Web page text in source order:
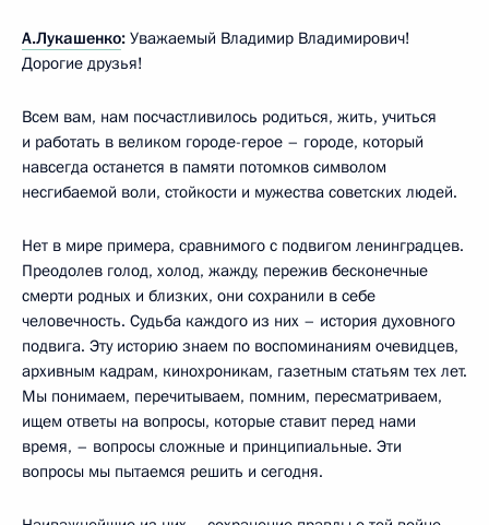
А.Лукашенко: Уважаемый Владимир Владимирович!
Дорогие друзья!
Всем вам, нам посчастливилось родиться, жить, учиться
и работать в великом городе-герое – городе, который
навсегда останется в памяти потомков символом
несгибаемой воли, стойкости и мужества советских людей.
Нет в мире примера, сравнимого с подвигом ленинградцев.
Преодолев голод, холод, жажду, пережив бесконечные
смерти родных и близких, они сохранили в себе
человечность. Судьба каждого из них – история духовного
подвига. Эту историю знаем по воспоминаниям очевидцев,
архивным кадрам, кинохроникам, газетным статьям тех лет.
Мы понимаем, перечитываем, помним, пересматриваем,
ищем ответы на вопросы, которые ставит перед нами
время, – вопросы сложные и принципиальные. Эти
вопросы мы пытаемся решить и сегодня.